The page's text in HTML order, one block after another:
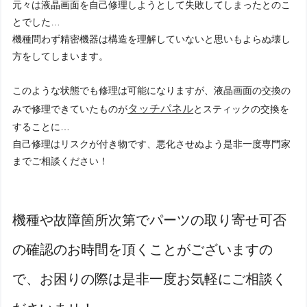
元々は液晶画面を自己修理しようとして失敗してしまったとのこ
とでした…
機種問わず精密機器は構造を理解していないと思いもよらぬ壊し
方をしてしまいます。
このような状態でも修理は可能になりますが、液晶画面の交換の
みで修理できていたものがタッチパネルとスティックの交換を
することに…
自己修理はリスクが付き物です、悪化させぬよう是非一度専門家
までご相談ください！
機種や故障箇所次第でパーツの取り寄せ可否
の確認のお時間を頂くことがございますの
で、お困りの際は是非一度お気軽にご相談く